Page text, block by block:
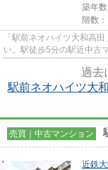
築年
階数
「駅前ネオハイツ大和高
い。駅徒歩5分の駅近中古
過去
駅前ネオハイツ大
売買｜中古マンション
近鉄